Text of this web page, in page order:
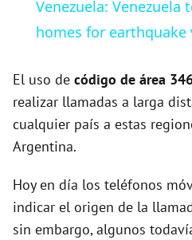
a
y
i
d
Venezuela: Venezuela
homes for earthquake
El uso de código de área
realizar llamadas a larga
cualquier país a estas
Argentina.
Hoy en día los teléfonos
indicar el origen de la
sin embargo, algunos